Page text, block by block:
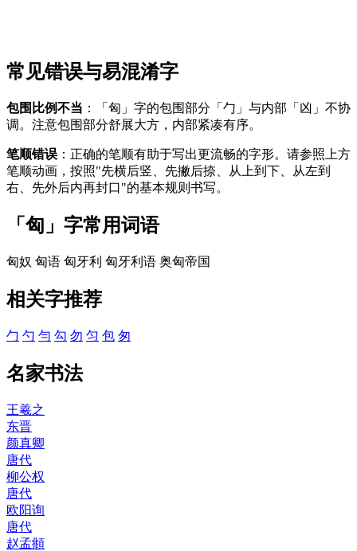
常见错误与易混淆字
包围比例不当 ：「匈」字的包围部分「勹」与内部「凶」不协
调。注意包围部分舒展大方，内部紧凑有序。
笔顺错误 ：正确的笔顺有助于写出更流畅的字形。请参照上方
笔顺动画，按照"先横后竖、先撇后捺、从上到下、从左到
右、先外后内再封口"的基本规则书写。
「匈」字常用词语
匈奴 匈语 匈牙利 匈牙利语 奥匈帝国
相关字推荐
勹 勺 勻 勾 勿 匀 包 匆
名家书法
王羲之
东晋
颜真卿
唐代
柳公权
唐代
欧阳询
唐代
赵孟頫